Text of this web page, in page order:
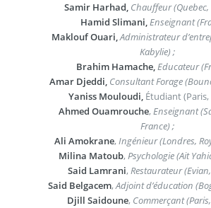
Samir Harhad, Chauffeur
Hamid Slimani,Enseignant
Maklouf Ouari,Administrateur
Kabylie) ;
Brahim Hamache,Educateur
Amar Djeddi, Consultant Forage
Yaniss Mouloudi,Étudiant (Paris,
Ahmed Ouamrouche, Enseignant
France) ;
Ali Amokrane, Ingénieur (Londres,
Milina Matoub, Psychologie (Ait
Said Lamrani, Restaurateur
Said Belgacem,Adjoint d’éducation
Djill Saidoune, Commerçant